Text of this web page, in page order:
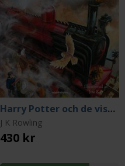
Harry Potter och de vises sten (illustrerad)
J K Rowling
430 kr